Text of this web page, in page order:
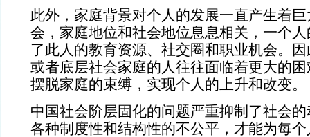
此外，家庭背景对个人的发展一直产生着
会，家庭地位和社会地位息息相关，一个
了此人的教育资源、社交圈和职业机会。
或者底层社会家庭的人往往面临着更大的
摆脱家庭的束缚，实现个人的上升和改变。
中国社会阶层固化的问题严重抑制了社会
各种制度性和结构性的不公平，才能为每